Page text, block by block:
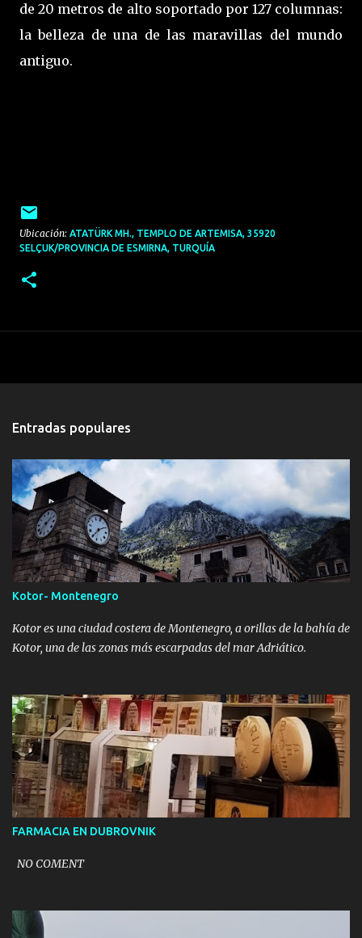
de 20 metros de alto soportado por 127 columnas:
la belleza de una de las maravillas del mundo
antiguo.
Ubicación: ATATÜRK MH., TEMPLO DE ARTEMISA, 35920
SELÇUK/PROVINCIA DE ESMIRNA, TURQUÍA
Entradas populares
Kotor- Montenegro
Kotor es una ciudad costera de Montenegro, a orillas de la bahía de
Kotor, una de las zonas más escarpadas del mar Adriático.
FARMACIA EN DUBROVNIK
NO COMENT